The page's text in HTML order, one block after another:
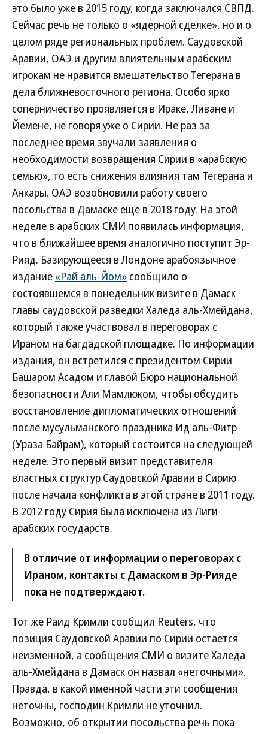
это было уже в 2015 году, когда заключался СВПД.
Сейчас речь не только о «ядерной сделке», но и о
целом ряде региональных проблем. Саудовской
Аравии, ОАЭ и другим влиятельным арабским
игрокам не нравится вмешательство Тегерана в
дела ближневосточного региона. Особо ярко
соперничество проявляется в Ираке, Ливане и
Йемене, не говоря уже о Сирии. Не раз за
последнее время звучали заявления о
необходимости возвращения Сирии в «арабскую
семью», то есть снижения влияния там Тегерана и
Анкары. ОАЭ возобновили работу своего
посольства в Дамаске еще в 2018 году. На этой
неделе в арабских СМИ появилась информация,
что в ближайшее время аналогично поступит Эр-
Рияд. Базирующееся в Лондоне арабоязычное
издание «Рай аль-Йом» сообщило о
состоявшемся в понедельник визите в Дамаск
главы саудовской разведки Халеда аль-Хмейдана,
который также участвовал в переговорах с
Ираном на багдадской площадке. По информации
издания, он встретился с президентом Сирии
Башаром Асадом и главой Бюро национальной
безопасности Али Мамлюком, чтобы обсудить
восстановление дипломатических отношений
после мусульманского праздника Ид аль-Фитр
(Ураза Байрам), который состоится на следующей
неделе. Это первый визит представителя
властных структур Саудовской Аравии в Сирию
после начала конфликта в этой стране в 2011 году.
В 2012 году Сирия была исключена из Лиги
арабских государств.
В отличие от информации о переговорах с
Ираном, контакты с Дамаском в Эр-Рияде
пока не подтверждают.
Тот же Раид Кримли сообщил Reuters, что
позиция Саудовской Аравии по Сирии остается
неизменной, а сообщения СМИ о визите Халеда
аль-Хмейдана в Дамаск он назвал «неточными».
Правда, в какой именной части эти сообщения
неточны, господин Кримли не уточнил.
Возможно, об открытии посольства речь пока